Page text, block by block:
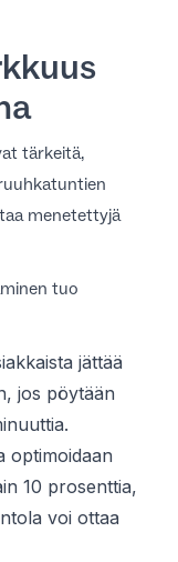
tärkeitä,
menetettyjä
tuo
jättää
jos pöytään
optimoidaan
10 prosenttia,
voi ottaa